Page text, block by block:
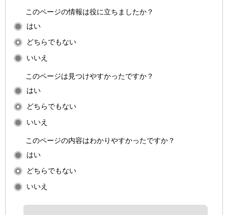
このページの情報は役に立ちましたか？
はい
どちらでもない
いいえ
このページは見つけやすかったですか？
はい
どちらでもない
いいえ
このページの内容はわかりやすかったですか？
はい
どちらでもない
いいえ